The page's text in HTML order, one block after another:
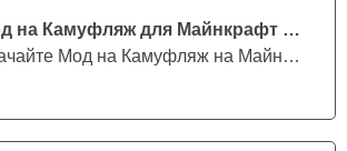
Мод на Камуфляж для Майнкрафт ПЕ
Скачайте Мод на Камуфляж на Майнкрафт...